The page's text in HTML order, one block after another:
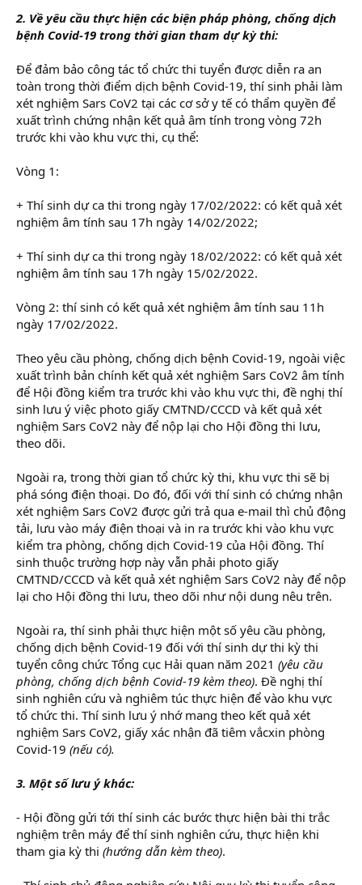
2. Về yêu cầu thực hiện các biện pháp phòng, chống dịch
bệnh Covid-19 trong thời gian tham dự kỳ thi:
Để đảm bảo công tác tổ chức thi tuyển được diễn ra an
toàn trong thời điểm dịch bệnh Covid-19, thí sinh phải làm
xét nghiệm Sars CoV2 tại các cơ sở y tế có thẩm quyền để
xuất trình chứng nhận kết quả âm tính trong vòng 72h
trước khi vào khu vực thi, cụ thể:
Vòng 1:
+ Thí sinh dự ca thi trong ngày 17/02/2022: có kết quả xét
nghiệm âm tính sau 17h ngày 14/02/2022;
+ Thí sinh dự ca thi trong ngày 18/02/2022: có kết quả xét
nghiệm âm tính sau 17h ngày 15/02/2022.
Vòng 2: thí sinh có kết quả xét nghiệm âm tính sau 11h
ngày 17/02/2022.
Theo yêu cầu phòng, chống dịch bệnh Covid-19, ngoài việc
xuất trình bản chính kết quả xét nghiệm Sars CoV2 âm tính
để Hội đồng kiểm tra trước khi vào khu vực thi, đề nghị thí
sinh lưu ý việc photo giấy CMTND/CCCD và kết quả xét
nghiệm Sars CoV2 này để nộp lại cho Hội đồng thi lưu,
theo dõi.
Ngoài ra, trong thời gian tổ chức kỳ thi, khu vực thi sẽ bị
phá sóng điện thoại. Do đó, đối với thí sinh có chứng nhận
xét nghiệm Sars CoV2 được gửi trả qua e-mail thì chủ động
tải, lưu vào máy điện thoại và in ra trước khi vào khu vực
kiểm tra phòng, chống dịch Covid-19 của Hội đồng. Thí
sinh thuộc trường hợp này vẫn phải photo giấy
CMTND/CCCD và kết quả xét nghiệm Sars CoV2 này để nộp
lại cho Hội đồng thi lưu, theo dõi như nội dung nêu trên.
Ngoài ra, thí sinh phải thực hiện một số yêu cầu phòng,
chống dịch bệnh Covid-19 đối với thí sinh dự thi kỳ thi
tuyển công chức Tổng cục Hải quan năm 2021 (yêu cầu
phòng, chống dịch bệnh Covid-19 kèm theo). Đề nghị thí
sinh nghiên cứu và nghiêm túc thực hiện để vào khu vực
tổ chức thi. Thí sinh lưu ý nhớ mang theo kết quả xét
nghiệm Sars CoV2, giấy xác nhận đã tiêm vắcxin phòng
Covid-19 (nếu có).
3. Một số lưu ý khác:
- Hội đồng gửi tới thí sinh các bước thực hiện bài thi trắc
nghiệm trên máy để thí sinh nghiên cứu, thực hiện khi
tham gia kỳ thi (hướng dẫn kèm theo).